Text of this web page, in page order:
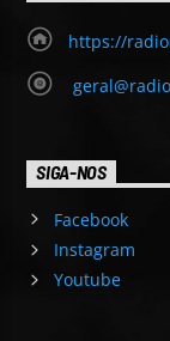
https://
SIGA-NOS
Facebook
Instagram
Youtube